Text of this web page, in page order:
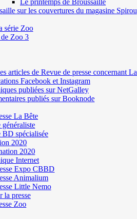
sur les couvertures du magasine Spirou
série Zoo
Zoo 3
articles de Revue de presse concernant
Facebook et Instagram
publiées sur NetGalley
publiés sur Booknode
La Bête
généraliste
BD spécialisée
2020
2020
Internet
Expo CBBD
Animalium
Little Nemo
la presse
Zoo